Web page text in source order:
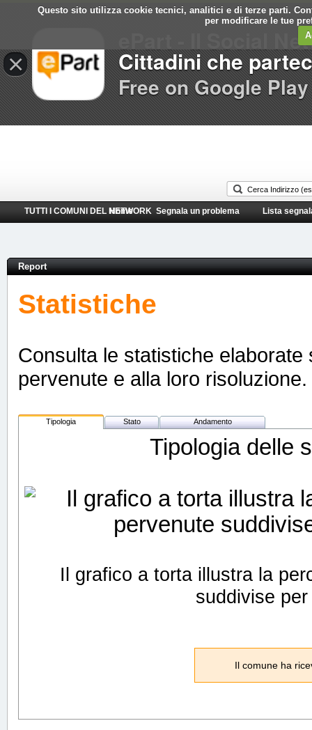
Questo sito utilizza cookie tecnici, analitici e di terze parti.
per modificare le tue
TUTTI I COMUNI DEL NETWORK
Home Segnala un problema Lista
Report
Statistiche
Consulta le statistiche
pervenute e alla loro risoluzione.
Tipologia Stato Andamento
Tipologia delle
Il grafico a torta illustra la
suddivise
Il comune ha
×
ePart - Il Social
Cittadini che
Free on Google Play